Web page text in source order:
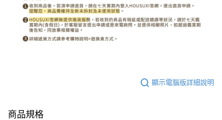
顯示電腦版詳細說明
商品規格